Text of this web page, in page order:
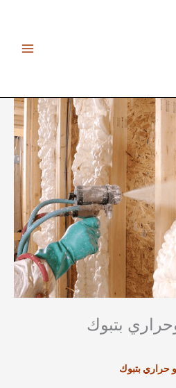
بتبوك
بتبوك